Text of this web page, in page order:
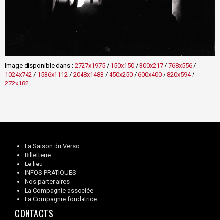
Image disponible dans : 2727x1975 / 150x150 / 300x217 / 768x556 /
1024x742 / 1536x1112 / 2048x1483 / 450x250 / 600x400 / 820x594/
272x182
La Saison du Verso
Billetterie
Le lieu
INFOS PRATIQUES
Nos partenaires
La Compagnie associée
La Compagnie fondatrice
CONTACTS